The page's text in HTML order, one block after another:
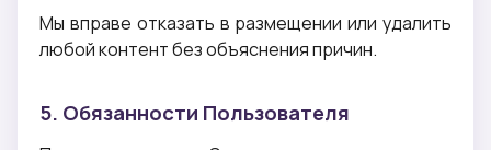
Мы вправе отказать в размещении или удалить
любой контент без объяснения причин.
5. Обязанности Пользователя